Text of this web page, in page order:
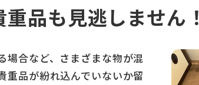
重品も見逃しません！
場合など、さまざまな物が混
重品が紛れ込んでいないか留